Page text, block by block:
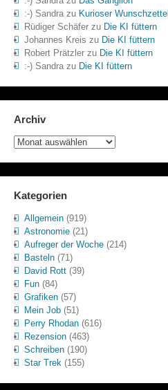
:-) Sandrazu Kurioser Wunschzettel
Rüdiger Schäferzu Die KI füttern
Johannes Kreis zu Die KI füttern
Robert Prätzlerzu Die KI füttern
:-) Sandrazu Die KI füttern
Archiv
Archiv
Kategorien
Allgemein(919)
Astronomie(21)
Aufreger der Woche(214)
Basteln(71)
David Rott(39)
Fun(84)
Grafiken(57)
Mein Job(51)
Perry Rhodan(616)
Rezension(463)
Schreiben(190)
Star Trek(155)